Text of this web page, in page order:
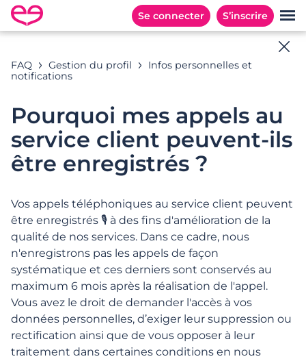
Se connecter S’inscrire
Aide en ligne
Exemples de recherches : « Abonnement », «
Adresses E-mail », « Inscription », …
CATÉGORIES QUESTIONS POPULAIRES
Catégories
Inscription et 1ers pas
Gestion du profil
FAQ Gestion du profil
Infos personnelles et
notifications
Pourquoi mes appels au
service client peuvent-ils
être enregistrés ?
Vos appels téléphoniques au service client peuvent
être enregistrés 🎙️ à des fins d'amélioration de la
qualité de nos services. Dans ce cadre, nous
n'enregistrons pas les appels de façon
systématique et ces derniers sont conservés au
maximum 6 mois après la réalisation de l'appel.
Vous avez le droit de demander l'accès à vos
données personnelles, d’exiger leur suppression ou
rectification ainsi que de vous opposer à leur
traitement dans certaines conditions en nous